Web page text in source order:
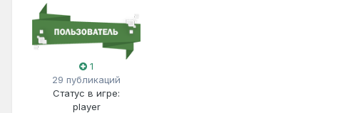
1
29 публикаций
Статус в игре:
player